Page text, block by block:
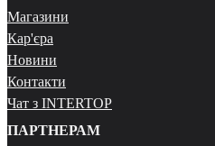
Магазини
Кар'єра
Новини
Контакти
Чат з INTERTOP
ПАРТНЕРАМ